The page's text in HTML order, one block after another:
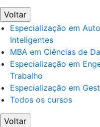
Voltar
Especialização em
Inteligentes
MBA em Ciências de
Especialização em
Trabalho
Especialização em
Todos os cursos
Voltar